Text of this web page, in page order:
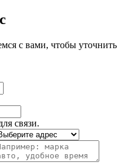
с вами, чтобы уточнить
связи.